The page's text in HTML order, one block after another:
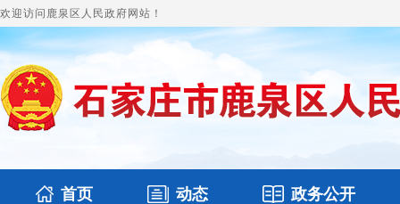
欢迎访问鹿泉区人民政府网站！
首页 动态 政务公开